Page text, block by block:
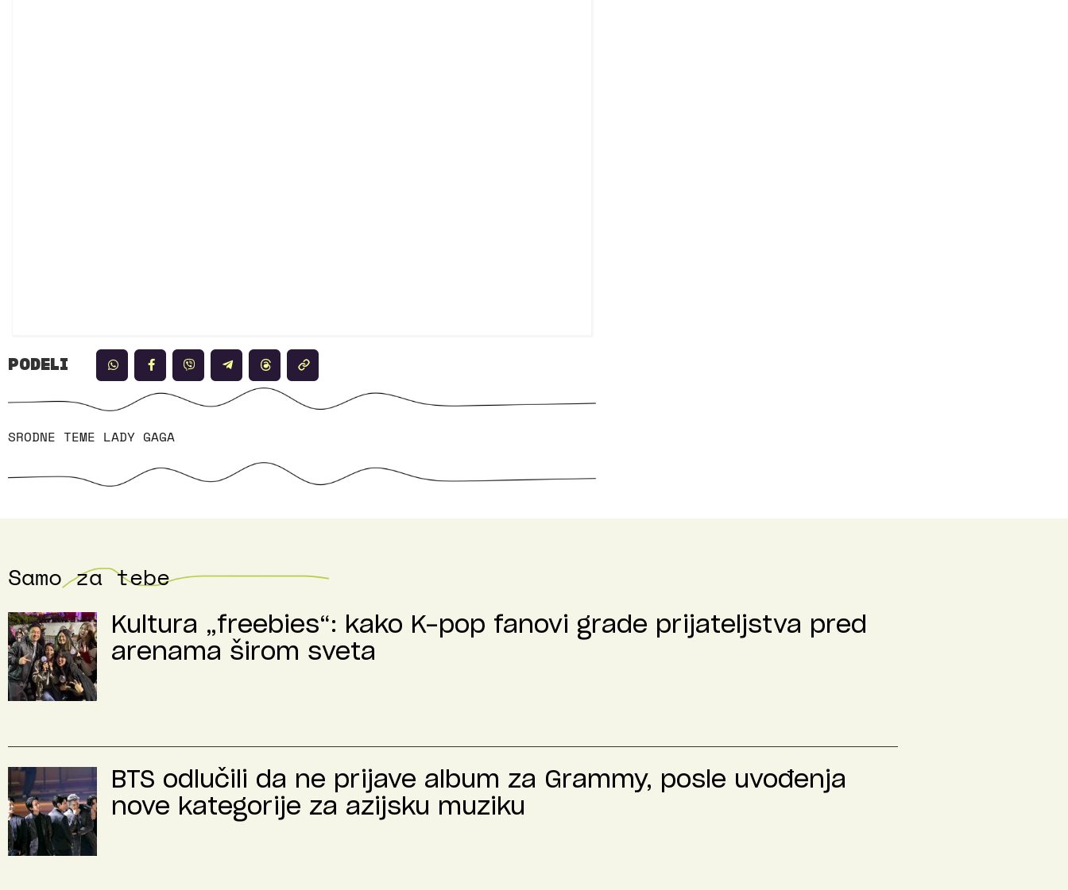
PODELI
SRODNE TEME LADY GAGA
Samo za tebe
Kultura „freebies“: kako K-pop fanovi grade prijateljstva pred
arenama širom sveta
BTS odlučili da ne prijave album za Grammy, posle uvođenja
nove kategorije za azijsku muziku